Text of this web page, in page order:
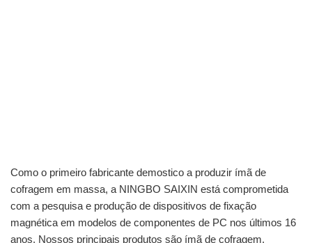
Como o primeiro fabricante demostico a produzir ímã de
cofragem em massa, a NINGBO SAIXIN está comprometida
com a pesquisa e produção de dispositivos de fixação
magnética em modelos de componentes de PC nos últimos 16
anos. Nossos principais produtos são ímã de cofragem,